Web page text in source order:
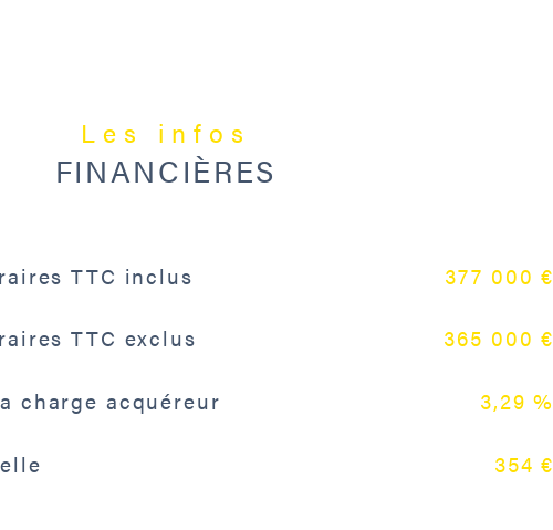
Les infos
FINANCIÈRES
TTC inclus 377 000 €
TTC exclus 365 000 €
charge acquéreur 3,29 %
354 €